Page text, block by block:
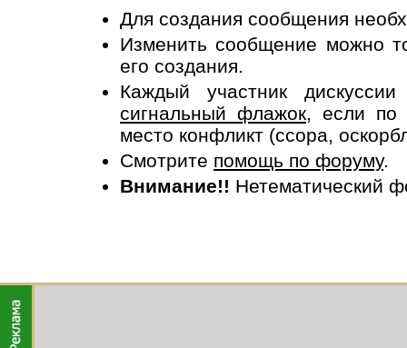
Для создания сообщения
Изменить сообщение можно
его создания.
Каждый участник
сигнальный флажок, если по
место конфликт (ссора,
Смотрите помощь по форуму.
Внимание!! Нетематический